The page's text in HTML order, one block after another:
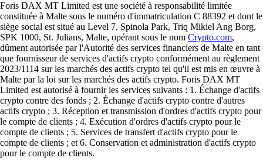
Foris DAX MT Limited est une société à responsabilité limitée
constituée à Malte sous le numéro d'immatriculation C 88392 et dont le
siège social est situé au Level 7, Spinola Park, Triq Mikiel Ang Borg,
SPK 1000, St. Julians, Malte, opérant sous le nom Crypto.com,
dûment autorisée par l'Autorité des services financiers de Malte en tant
que fournisseur de services d'actifs crypto conformément au règlement
2023/1114 sur les marchés des actifs crypto tel qu'il est mis en œuvre à
Malte par la loi sur les marchés des actifs crypto. Foris DAX MT
Limited est autorisé à fournir les services suivants : 1. Échange d'actifs
crypto contre des fonds ; 2. Échange d'actifs crypto contre d'autres
actifs crypto ; 3. Réception et transmission d'ordres d'actifs crypto pour
le compte de clients ; 4. Exécution d'ordres d'actifs crypto pour le
compte de clients ; 5. Services de transfert d'actifs crypto pour le
compte de clients ; et 6. Conservation et administration d'actifs crypto
pour le compte de clients.